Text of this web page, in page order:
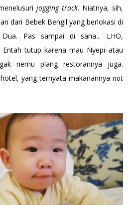
jogging track. Niatnya, sih,
dari Bebek Bengil yang berlokasi di
Pas sampai di sana... LHO,
Entah tutup karena mau Nyepi atau
nemu plang restorannya juga.
yang ternyata makanannya not